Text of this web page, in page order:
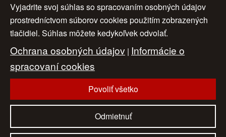
ďalej >
>>
1 2 3
4 5 6 7
O nás | Obchodné podmienky
Ochrana osobných údajov
Nastavenia cookies | Cenník | Aktuality | Kontakt
Vyjadrite svoj súhlas so spracovaním osobných údajov
prostredníctvom súborov cookies použitím zobrazených
tlačidiel. Súhlas môžete kedykoľvek odvolať.
Ochrana osobných údajov | Informácie o
spracovaní cookies
Povoliť všetko
Odmietnuť